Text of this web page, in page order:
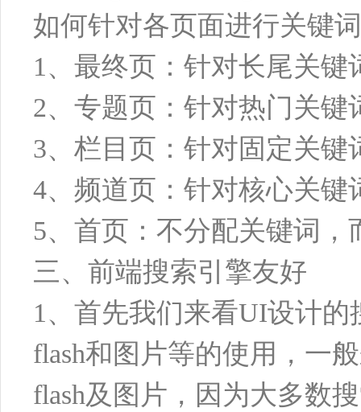
如何针对各页面进行关键
1、最终页：针对长尾关键
2、专题页：针对热门关键
3、栏目页：针对固定关键
4、频道页：针对核心关键
5、首页：不分配关键词，
三、前端搜索引擎友好
1、首先我们来看UI设计
flash和图片等的使用，一
flash及图片，因为大多数